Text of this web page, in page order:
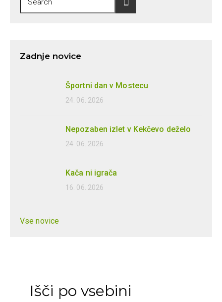
Zadnje novice
Športni dan v Mostecu
24. 06. 2026
Nepozaben izlet v Kekčevo deželo
24. 06. 2026
Kača ni igrača
16. 06. 2026
Vse novice
Išči po vsebini